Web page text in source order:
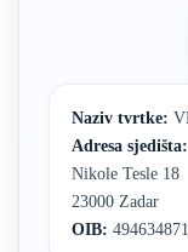
Naziv tvrtke:
Adresa sjedišta:
Nikole Tesle 18
23000 Zadar
OIB: